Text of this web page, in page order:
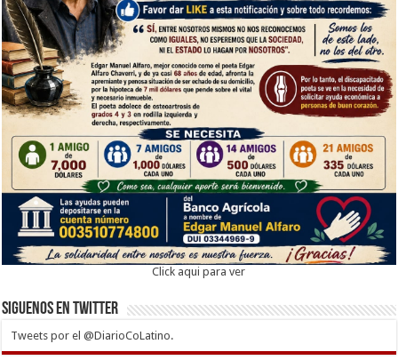
Click aqui para ver
Siguenos en twitter
Tweets por el @DiarioCoLatino.